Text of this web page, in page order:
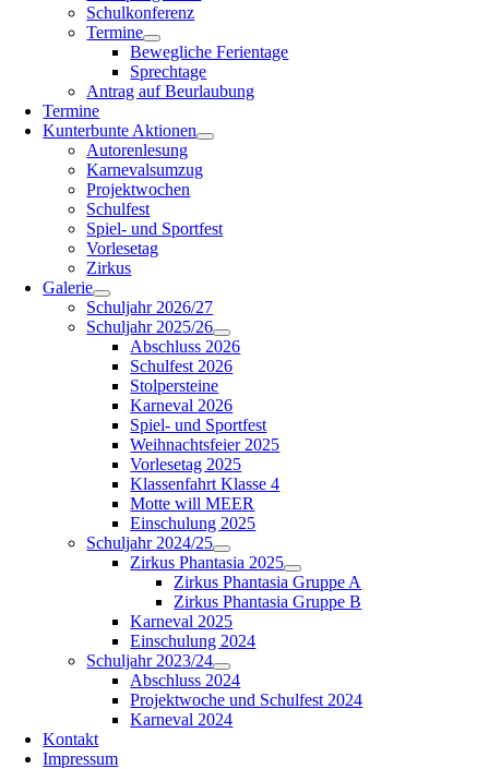
Schulkonferenz
Termine
Bewegliche Ferientage
Sprechtage
Antrag auf Beurlaubung
Termine
Kunterbunte Aktionen
Autorenlesung
Karnevalsumzug
Projektwochen
Schulfest
Spiel- und Sportfest
Vorlesetag
Zirkus
Galerie
Schuljahr 2026/27
Schuljahr 2025/26
Abschluss 2026
Schulfest 2026
Stolpersteine
Karneval 2026
Spiel- und Sportfest
Weihnachtsfeier 2025
Vorlesetag 2025
Klassenfahrt Klasse 4
Motte will MEER
Einschulung 2025
Schuljahr 2024/25
Zirkus Phantasia 2025
Zirkus Phantasia Gruppe A
Zirkus Phantasia Gruppe B
Karneval 2025
Einschulung 2024
Schuljahr 2023/24
Abschluss 2024
Projektwoche und Schulfest 2024
Karneval 2024
Kontakt
Impressum